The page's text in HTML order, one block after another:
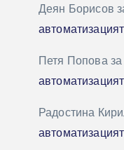
Деян Борисов
Петя Попова
Радостина